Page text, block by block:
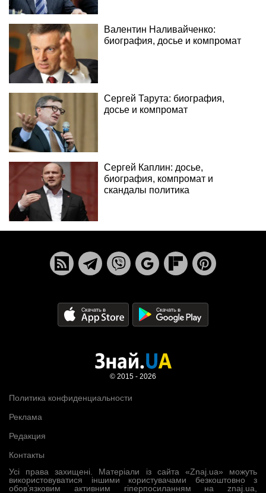
Валентин Наливайченко:
биография, досье и компромат
Сергей Тарута: биография,
досье и компромат
Сергей Каплин: досье,
биография, компромат и
скандалы политика
Усі права захищені. Матеріали із сайта «Znaj.ua» можуть
використовуватися іншими користувачами безкоштовно з
обов’язковим активним гіперпосиланням на znaj.ua,
Политика конфиденциальности
Реклама
Редакция
Контакты
© 2015 - 2026